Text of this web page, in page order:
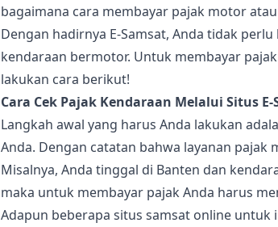
bagaimana cara membayar pajak motor
Dengan hadirnya E-Samsat, Anda tidak
kendaraan bermotor. Untuk membayar
lakukan cara berikut!
Cara Cek Pajak Kendaraan Melalui Situs E-
Langkah awal yang harus Anda lakukan
Anda. Dengan catatan bahwa layanan
Misalnya, Anda tinggal di Banten dan
maka untuk membayar pajak Anda harus
Adapun beberapa situs samsat online